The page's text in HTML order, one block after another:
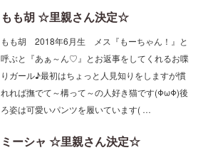
もも胡 2018年6月生 メス『もーちゃん！』と
呼ぶと『あぁ～ん♡』とお返事をしてくれるお喋
りガール♪最初はちょっと人見知りをしますが慣
れれば撫でて～構って～の人好き猫です(ΦωΦ)後
ろ姿は可愛いパンツを履いています( …
ミーシャ 2017年生 メスちょっと童顔なロシア